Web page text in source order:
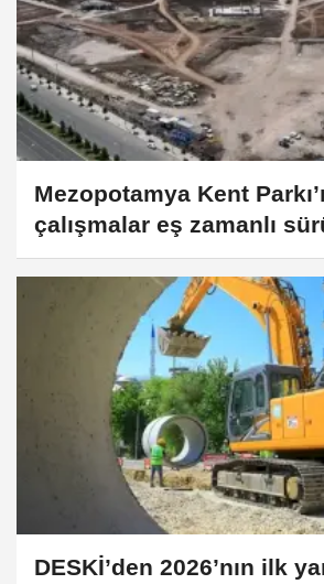
Mezopotamya Kent
çalışmalar eş zamanlı
DESKİ’den 2026’nın ilk